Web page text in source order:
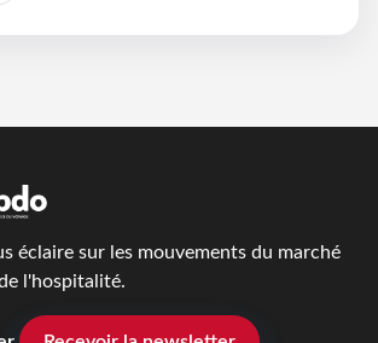
éclaire sur les mouvements du marché
l'hospitalité.